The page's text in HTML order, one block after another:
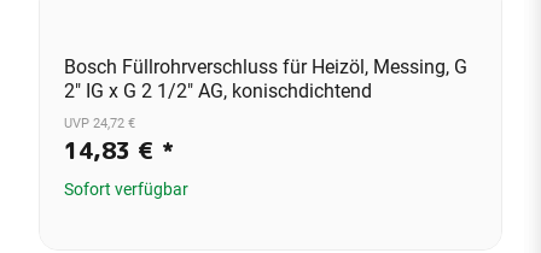
Bosch Füllrohrverschluss für Heizöl, Messing, G
2" IG x G 2 1/2" AG, konischdichtend
UVP 24,72 €
14,83 € *
Sofort verfügbar